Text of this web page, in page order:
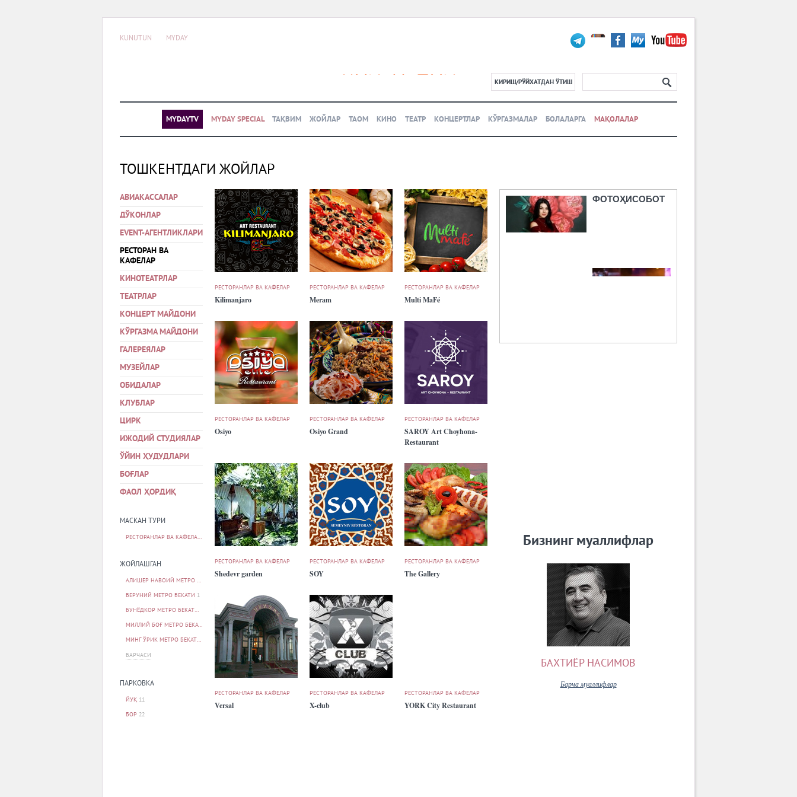
KUNUTUN MYDAY
КИРИШ/РЎЙХАТДАН ЎТИШ
MYDAYTV MYDAY SPECIAL ТАҚВИМ ЖОЙЛАР ТАОМ КИНО ТЕАТР КОНЦЕРТЛАР КЎРГАЗМАЛАР БОЛАЛАРГА МАҚОЛАЛАР
ТОШКЕНТДАГИ ЖОЙЛАР
АВИАКАССАЛАР
ДЎКОНЛАР
EVENT-АГЕНТЛИКЛАРИ
РЕСТОРАН ВА
КАФЕЛАР
КИНОТЕАТРЛАР
ТЕАТРЛАР
КОНЦЕРТ МАЙДОНИ
КЎРГАЗМА МАЙДОНИ
ГАЛЕРЕЯЛАР
МУЗЕЙЛАР
ОБИДАЛАР
КЛУБЛАР
ЦИРК
ИЖОДИЙ СТУДИЯЛАР
ЎЙИН ҲУДУДЛАРИ
БОҒЛАР
ФАОЛ ҲОРДИҚ
МАСКАН ТУРИ
РЕСТОРАНЛАР ВА КАФЕЛАР
ЖОЙЛАШГАН
АЛИШЕР НАВОИЙ МЕТРО БЕКАТИ
БЕРУНИЙ МЕТРО БЕКАТИ 1
БУНЁДКОР МЕТРО БЕКАТИ
МИЛЛИЙ БОҒ МЕТРО БЕКАТИ
МИНГ ЎРИК МЕТРО БЕКАТИ
БАРЧАСИ
ПАРКОВКА
ЙУҚ 11
БОР 22
РЕСТОРАНЛАР ВА КАФЕЛАР
Kilimanjaro
РЕСТОРАНЛАР ВА КАФЕЛАР
Meram
РЕСТОРАНЛАР ВА КАФЕЛАР
Multi MaFé
РЕСТОРАНЛАР ВА КАФЕЛАР
Osiyo
РЕСТОРАНЛАР ВА КАФЕЛАР
Osiyo Grand
РЕСТОРАНЛАР ВА КАФЕЛАР
SAROY Art Choyhona-
Restaurant
РЕСТОРАНЛАР ВА КАФЕЛАР
Shedevr garden
РЕСТОРАНЛАР ВА КАФЕЛАР
SOY
РЕСТОРАНЛАР ВА КАФЕЛАР
The Gallery
РЕСТОРАНЛАР ВА КАФЕЛАР
Versal
РЕСТОРАНЛАР ВА КАФЕЛАР
X-club
РЕСТОРАНЛАР ВА КАФЕЛАР
YORK City Restaurant
ФОТОҲИСОБОТ
Бизнинг муаллифлар
БАХТИЁР НАСИМОВ
Барча муаллифлар